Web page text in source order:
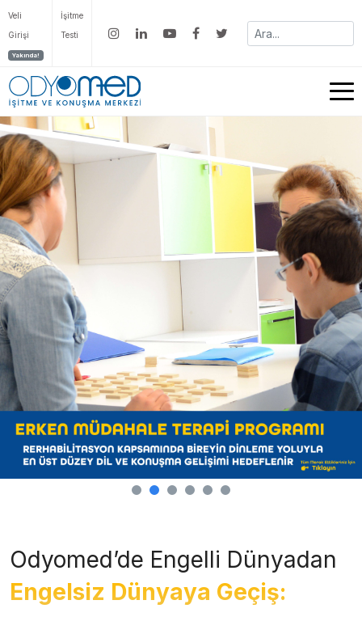
Veli
Girişi
Yakında!
İşitme
Testi
Odyomed’de Engelli Dünyadan
Engelsiz Dünyaya Geçiş: